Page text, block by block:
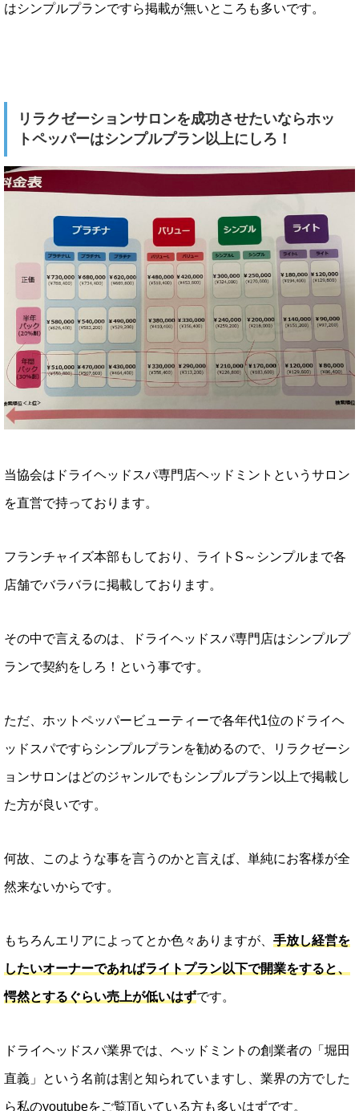
はシンプルプランですら掲載が無いところも多いです。
リラクゼーションサロンを成功させたいならホッ
トペッパーはシンプルプラン以上にしろ！
当協会はドライヘッドスパ専門店ヘッドミントというサロン
を直営で持っております。
フランチャイズ本部もしており、ライトS～シンプルまで各
店舗でバラバラに掲載しております。
その中で言えるのは、ドライヘッドスパ専門店はシンプルプ
ランで契約をしろ！という事です。
ただ、ホットペッパービューティーで各年代1位のドライヘ
ッドスパですらシンプルプランを勧めるので、リラクゼーシ
ョンサロンはどのジャンルでもシンプルプラン以上で掲載し
た方が良いです。
何故、このような事を言うのかと言えば、単純にお客様が全
然来ないからです。
もちろんエリアによってとか色々ありますが、 手放し経営を
したいオーナーであればライトプラン以下で開業をすると、
愕然とするぐらい売上が低いはずです。
ドライヘッドスパ業界では、ヘッドミントの創業者の「堀田
直義」という名前は割と知られていますし、業界の方でした
ら私のyoutubeをご覧頂いている方も多いはずです。